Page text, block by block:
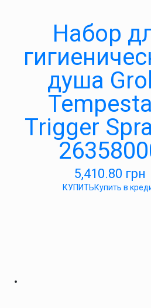
Набор
душа
Trigger
5,410.80 грн
КУПИТЬКупить в